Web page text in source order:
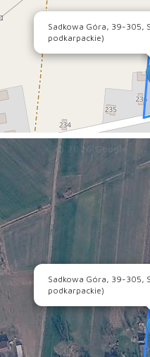
Sadkowa Góra, 39-305,
podkarpackie)
Sadkowa Góra, 39-305,
podkarpackie)